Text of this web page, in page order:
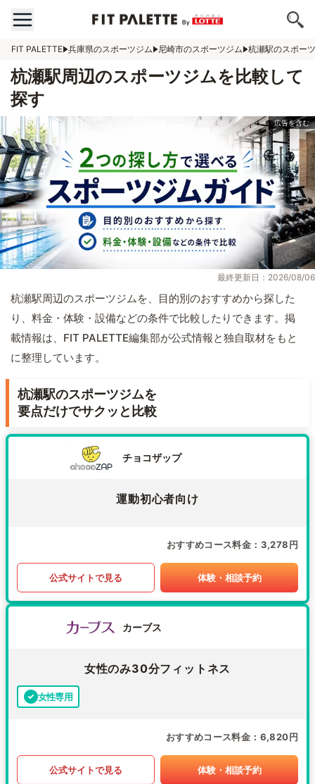
FIT PALETTE 兵庫県のスポーツジム 尼崎市のスポーツジム 杭瀬駅のスポー
杭瀬駅周辺のスポーツジムを比較して
探す
最終更新日：2026/08/06
杭瀬駅周辺のスポーツジムを、目的別のおすすめから探した
り、料金・体験・設備などの条件で比較したりできます。掲
載情報は、FIT PALETTE編集部が公式情報と独自取材をもと
に整理しています。
杭瀬駅のスポーツジムを
要点だけでサクッと比較
チョコザップ
運動初心者向け
おすすめコース料金 3,278円
公式サイトで見る 体験・相談予約
カーブス
女性のみ30分フィットネス
女性専用
おすすめコース料金 6,820円
公式サイトで見る 体験・相談予約